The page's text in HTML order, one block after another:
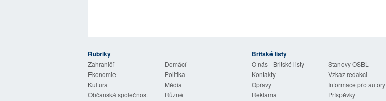
Rubriky
Zahraničí
Domácí
Ekonomie
Politika
Kultura
Média
Občanská společnost
Různé
Britské listy
O nás - Britské listy
Stanovy OSBL
Kontakty
Vzkaz redakci
Opravy
Informace pro autory
Reklama
Příspěvky